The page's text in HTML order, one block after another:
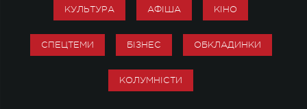
КУЛЬТУРА АФІША КІНО
СПЕЦТЕМИ БІЗНЕС ОБКЛАДИНКИ
КОЛУМНІСТИ